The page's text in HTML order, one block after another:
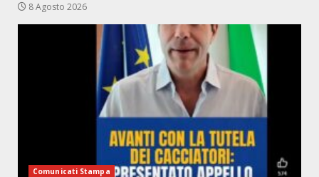
8 Agosto 2026
Comunicati Stampa